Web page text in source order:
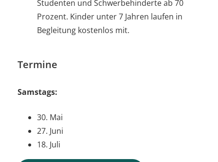
Studenten und Schwerbehinderte ab 70
Prozent. Kinder unter 7 Jahren laufen in
Begleitung kostenlos mit.
Termine
Samstags:
30. Mai
27. Juni
18. Juli